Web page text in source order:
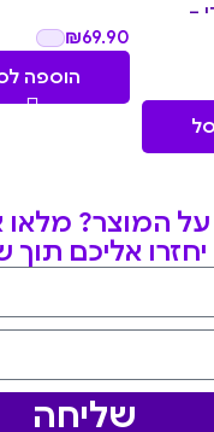
–
₪69.90
הוספה
המוצר? מלאו
יחזרו אליכם
שליחה